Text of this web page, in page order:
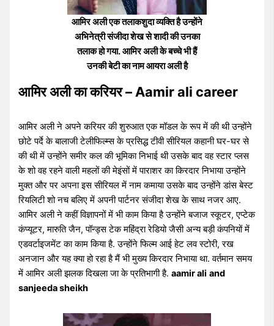
आमिर अली एक तलाकशुदा व्यक्ति है उन्होंने
अभिनेत्री संजीदा शेख से शादी की उनका
तलाक हो गया. आमिर अली के बच्चे भी हैं
उनकी बेटी का नाम आयरा अली है
आमिर अली का करियर – Aamir ali career
आमिर अली ने अपने करियर की शुरुआत एक मॉडल के रूप में की थी उन्होंने
छोटे पर्दे के बालाजी टेलीफिल्म्स के प्रसिद्ध टीवी सीरियल कहानी घर-घर से
की थी में उन्होंने समीर कल की भूमिका निभाई थी उसके बाद वह स्टार प्लस
के शो वह रहने वाली महलों की मेइंसों में पाराशर का किरदार निभाया उन्होंने
मुक्त और पर अपना इस सीरियल में नाम कमाया उसके बाद उन्होंने डांस बेस्ट
रियलिटी शो नच बलिए में अपनी पार्टनर संजीदा शेख के साथ नजर आए.
आमिर अली ने कहीं विज्ञापनों में भी काम किया है उन्होंने बजाज स्कूटर, एप्टेक
कंप्यूटर, मारुति जैन, पॉन्ड्स टेक महिंद्रा रेडियो जैसी अन्य बड़ी कंपनियों में
एडवर्टाइजमेंट का काम किया है. उन्होंने फिल्म आई हेट लव स्टोरी, रख
अनजान और यह क्या हो रहा है मैं भी मुख्य किरदार निभाया था. वर्तमान समय
में आमिर अली झलक दिखला जा के प्रतिभागी है.aamir ali and
sanjeeda sheikh